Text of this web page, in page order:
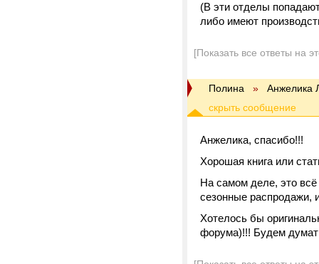
(В эти отделы
либо имеют
[Показать все ответы на
Полина » Анжелика
Анжелика, спасибо!!!
Хорошая книга или
На самом деле, это всё
сезонные распродажи,
Хотелось бы
форума)!!! Будем